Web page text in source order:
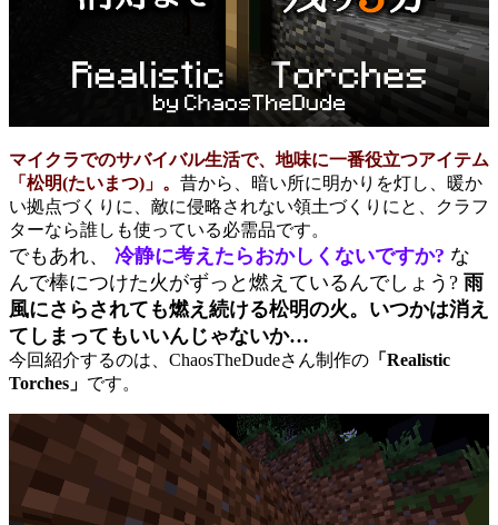
マイクラでのサバイバル生活で、地味に一番役立つアイテム
「松明(たいまつ)」。 昔から、暗い所に明かりを灯し、暖か
い拠点づくりに、敵に侵略されない領土づくりにと、クラフ
ターなら誰しも使っている必需品です。
でもあれ、 冷静に考えたらおかしくないですか? な
んで棒につけた火がずっと燃えているんでしょう? 雨
風にさらされても燃え続ける松明の火。いつかは消え
てしまってもいいんじゃないか…
今回紹介するのは、ChaosTheDudeさん制作の 「Realistic
Torches」 です。